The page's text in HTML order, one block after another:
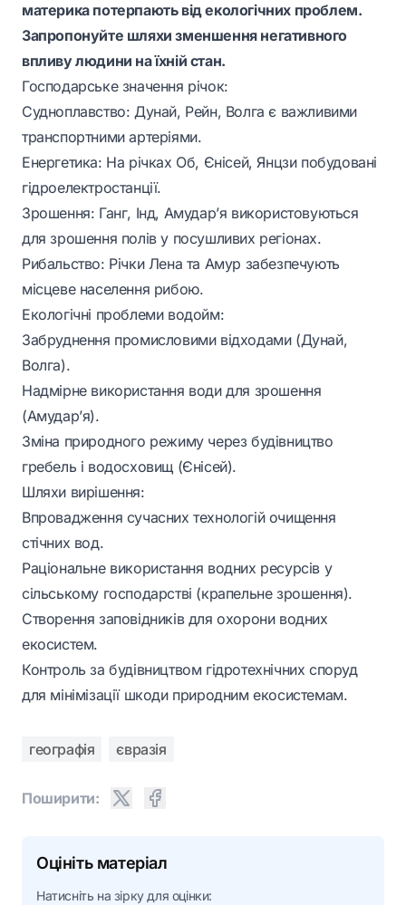
материка потерпають від екологічних проблем.
Запропонуйте шляхи зменшення негативного
впливу людини на їхній стан.
Господарське значення річок:
Судноплавство: Дунай, Рейн, Волга є важливими
транспортними артеріями.
Енергетика: На річках Об, Єнісей, Янцзи побудовані
гідроелектростанції.
Зрошення: Ганг, Інд, Амудар’я використовуються
для зрошення полів у посушливих регіонах.
Рибальство: Річки Лена та Амур забезпечують
місцеве населення рибою.
Екологічні проблеми водойм:
Забруднення промисловими відходами (Дунай,
Волга).
Надмірне використання води для зрошення
(Амудар’я).
Зміна природного режиму через будівництво
гребель і водосховищ (Єнісей).
Шляхи вирішення:
Впровадження сучасних технологій очищення
стічних вод.
Раціональне використання водних ресурсів у
сільському господарстві (крапельне зрошення).
Створення заповідників для охорони водних
екосистем.
Контроль за будівництвом гідротехнічних споруд
для мінімізації шкоди природним екосистемам.
географія євразія
Поширити:
Оцініть матеріал
Натисніть на зірку для оцінки: